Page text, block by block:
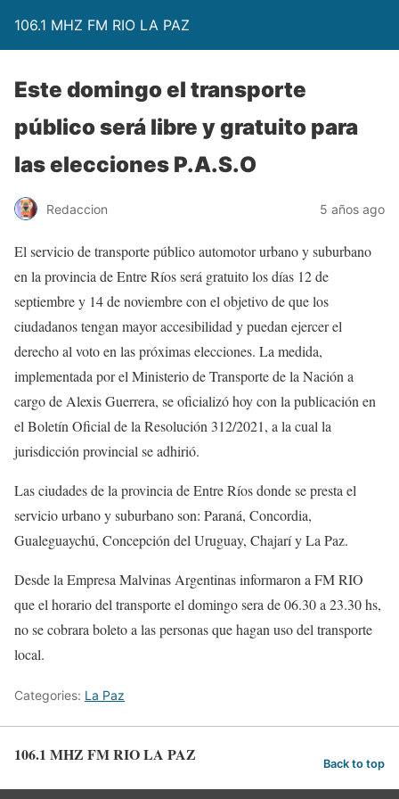
106.1 MHZ FM RIO LA PAZ
Este domingo el transporte
público será libre y gratuito para
las elecciones P.A.S.O
Redaccion 5 años ago
El servicio de transporte público automotor urbano y suburbano
en la provincia de Entre Ríos será gratuito los días 12 de
septiembre y 14 de noviembre con el objetivo de que los
ciudadanos tengan mayor accesibilidad y puedan ejercer el
derecho al voto en las próximas elecciones. La medida,
implementada por el Ministerio de Transporte de la Nación a
cargo de Alexis Guerrera, se oficializó hoy con la publicación en
el Boletín Oficial de la Resolución 312/2021, a la cual la
jurisdicción provincial se adhirió.
Las ciudades de la provincia de Entre Ríos donde se presta el
servicio urbano y suburbano son: Paraná, Concordia,
Gualeguaychú, Concepción del Uruguay, Chajarí y La Paz.
Desde la Empresa Malvinas Argentinas informaron a FM RIO
que el horario del transporte el domingo sera de 06.30 a 23.30 hs,
no se cobrara boleto a las personas que hagan uso del transporte
local.
Categories: La Paz
106.1 MHZ FM RIO LA PAZ Back to top